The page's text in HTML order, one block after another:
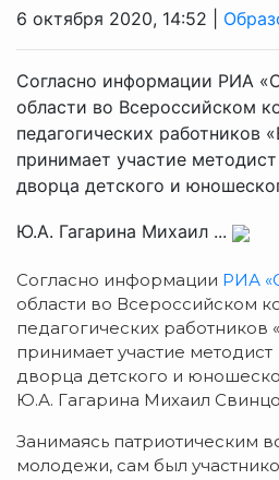
6 октября 2020, 14:52 |
Согласно информации РИА
области во Всероссийском
педагогических работников
принимает участие
дворца детского и
Ю.А. Гагарина Михаил ...
Согласно информации РИА
области во Всероссийском
педагогических работников
принимает участие
дворца детского и
Ю.А. Гагарина Михаил
Занимаясь патриотическим
молодежи, сам был